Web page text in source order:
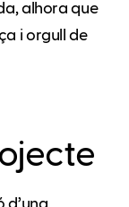
alhora que
i orgull de